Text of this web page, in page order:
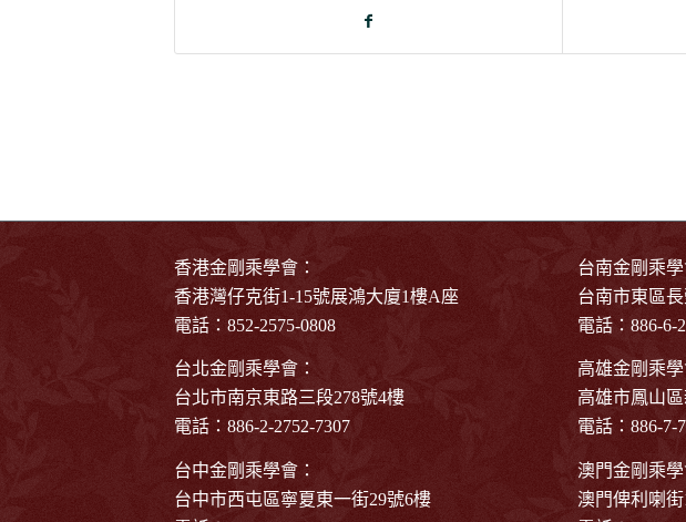
香港金剛乘學會：
香港灣仔克街1-15號展鴻大廈1樓A座
電話：852-2575-0808
台北金剛乘學會：
台北市南京東路三段278號4樓
電話：886-2-2752-7307
台中金剛乘學會：
台中市西屯區寧夏東一街29號6樓
台南金剛乘學
台南市東區
電話：886-6-
高雄金剛乘學
高雄市鳳山
電話：886-7-
澳門金剛乘學
澳門俾利喇